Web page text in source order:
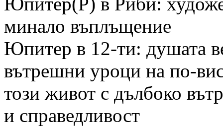
минало въплъщение
Юпитер в 12-ти: душата
вътрешни уроци на по-
този живот с дълбоко
и справедливост